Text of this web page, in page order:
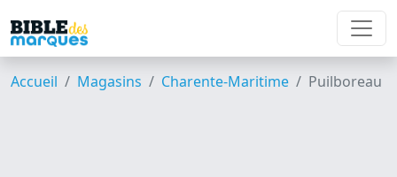
Accueil Magasins Charente-Maritime Puilboreau